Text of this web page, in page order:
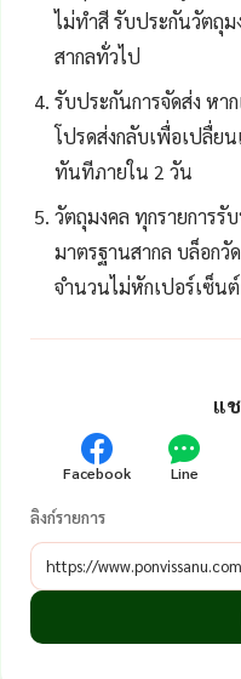
ไม่ทำสี รับประกันวัตถุ
สากลทั่วไป
รับประกันการจัดส่ง หา
โปรดส่งกลับเพื่อเปลื่ย
ทันทีภายใน 2 วัน
วัตถุมงคล ทุกรายการ
มาตรฐานสากล บล็อก
จำนวนไม่หักเปอร์เซ็นต์
แ
Facebook Line
ลิงก์รายการ